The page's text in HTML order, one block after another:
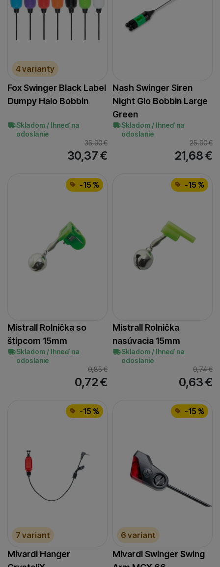
Zobraziť viac
Mistrall(2) Plaváky Urban
4 varianty
Fox Swinger Black Label
Dumpy Halo Bobbin
Skladom / Ihneď na
odoslanie
35,90€
30,37€
Nash Swinger Siren
Night Glo Bobbin Large
Green
Skladom / Ihneď na
odoslanie
25,90€
21,68€
-15 %
Mistrall Rolnička so
štipcom 15mm
Skladom / Ihneď na
odoslanie
0,85€
0,72€
-15 %
Mistrall Rolnička
nasúvacia 15mm
Skladom / Ihneď na
odoslanie
0,74€
0,63€
-15 %
7 variant
Mivardi Hanger
-15 %
6 variant
Mivardi Swinger Swing